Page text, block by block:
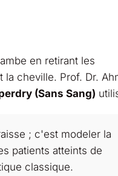
en retirant les
cheville. Prof. Dr.
(Sans Sang)
; c'est modeler la
patients atteints de
classique.